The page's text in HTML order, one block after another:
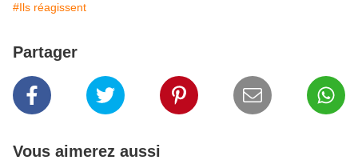
#Ils réagissent
Partager
Vous aimerez aussi